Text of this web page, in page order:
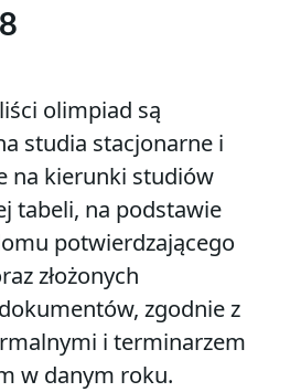
olimpiad są
studia stacjonarne i
na kierunki studiów
tabeli, na podstawie
potwierdzającego
złożonych
zgodnie z
i terminarzem
w danym roku.